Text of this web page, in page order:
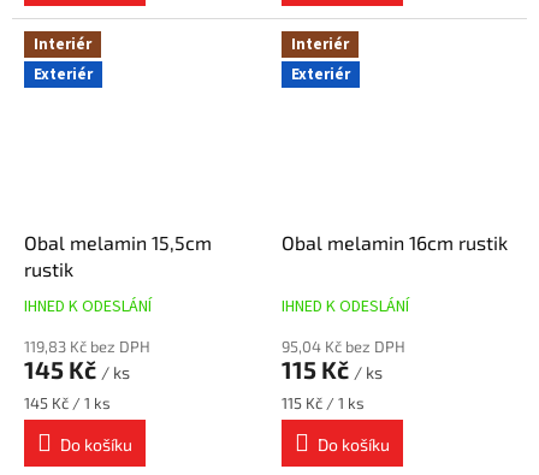
Interiér
Exteriér
Obal melamin 15,5cm
rustik
IHNED K ODESLÁNÍ
119,83 Kč bez DPH
145 Kč / ks
Měrná
cena:
145 Kč / 1 ks
Do košíku
Interiér
Exteriér
Obal melamin 16cm rustik
IHNED K ODESLÁNÍ
95,04 Kč bez DPH
115 Kč / ks
Měrná
cena:
115 Kč / 1 ks
Do košíku